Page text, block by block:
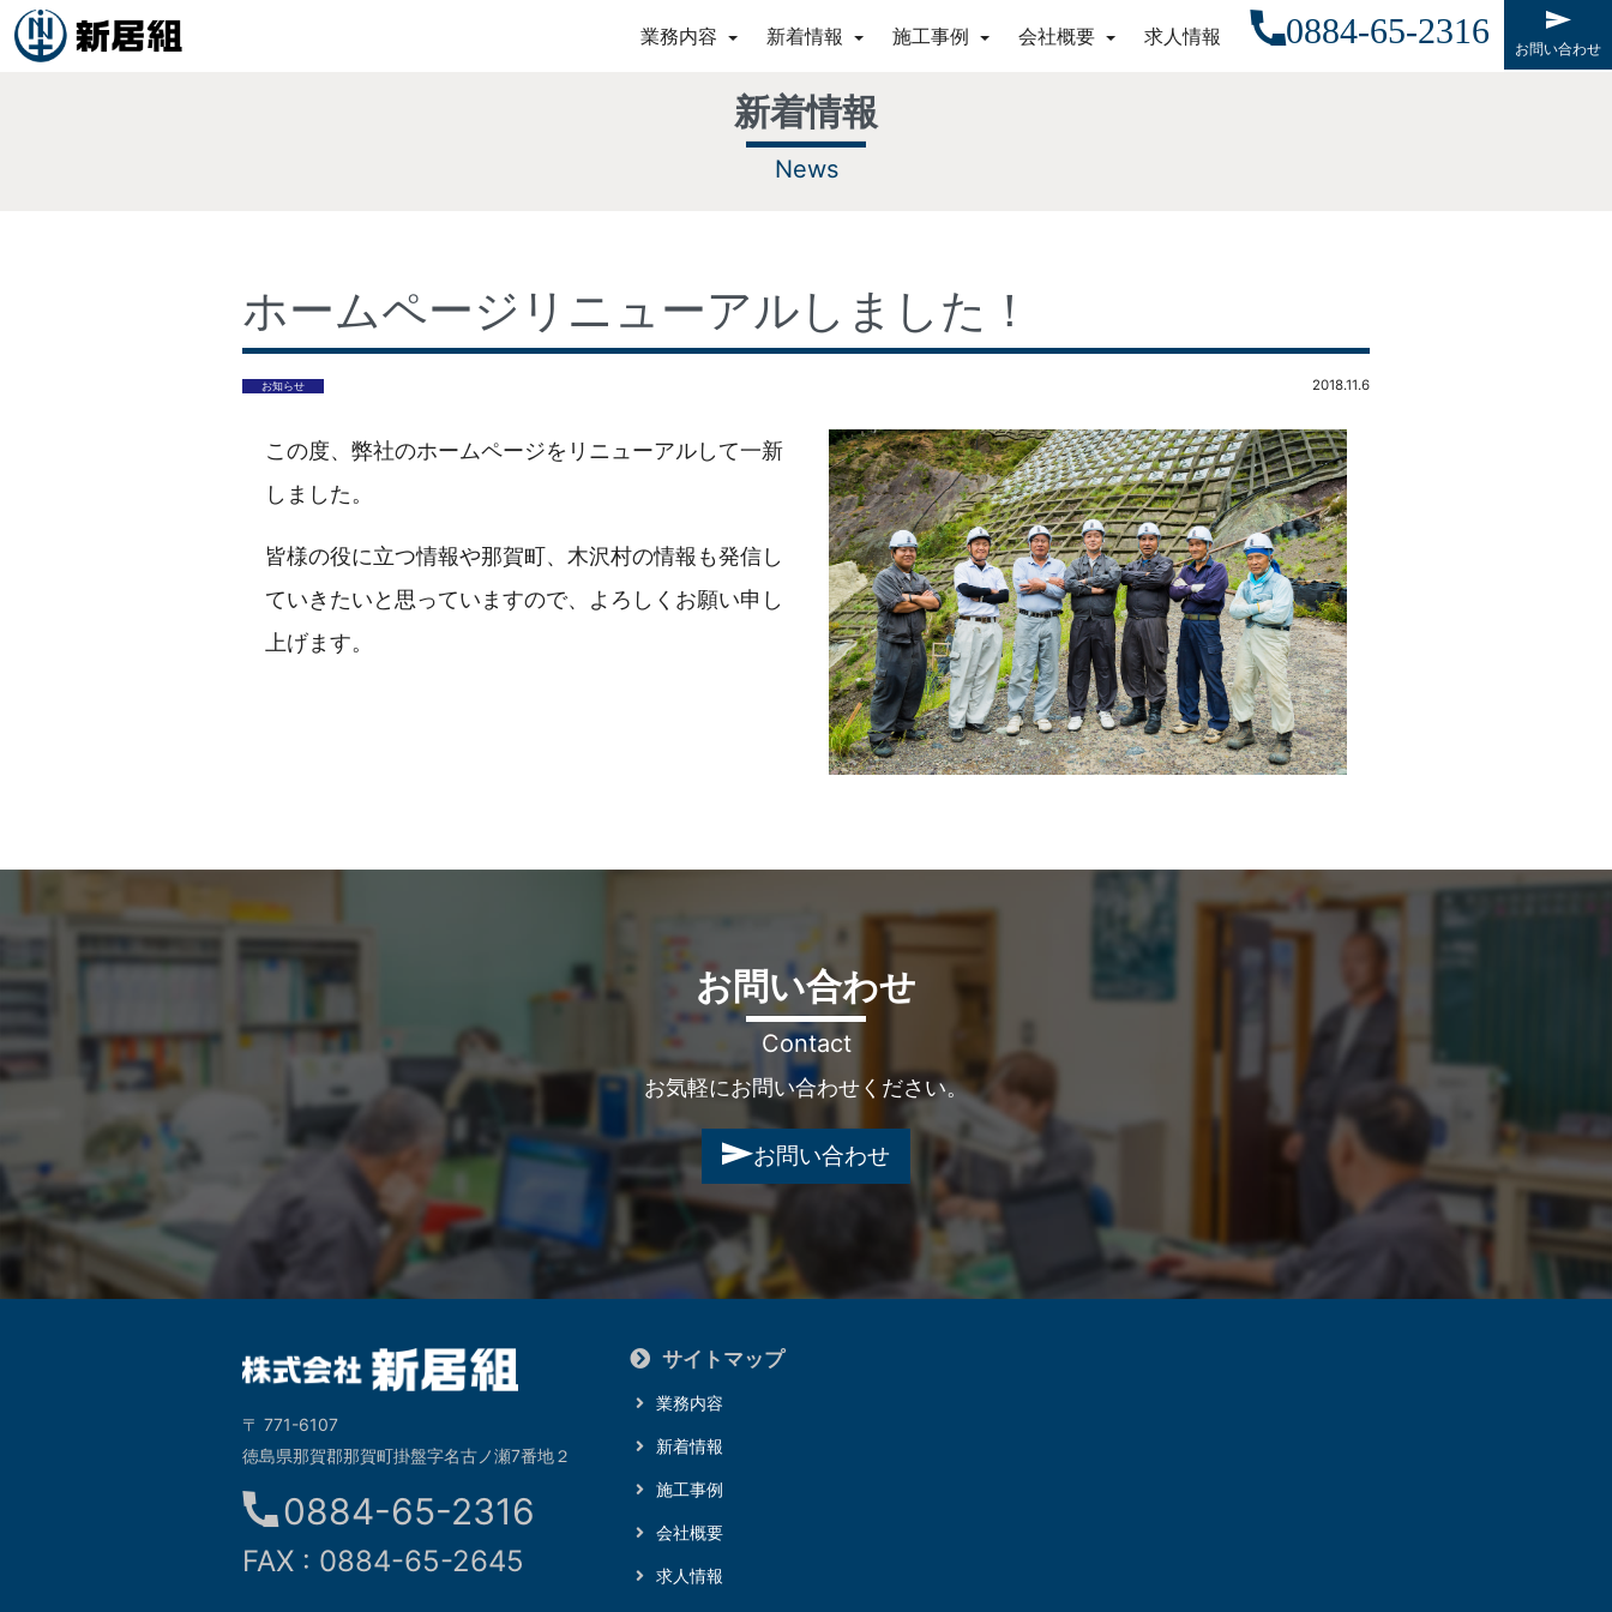
業務内容 新着情報 施工事例 会社概要 求人情報 0884-65-2316
お問い合わせ
新着情報
News
ホームページリニューアルしました！
お知らせ 2018.11.6
この度、弊社のホームページをリニューアルして一新
しました。
皆様の役に立つ情報や那賀町、木沢村の情報も発信し
ていきたいと思っていますので、よろしくお願い申し
上げます。
お問い合わせ
Contact
お気軽にお問い合わせください。
お問い合わせ
〒 771-6107
徳島県那賀郡那賀町掛盤字名古ノ瀬7番地２
0884-65-2316
FAX : 0884-65-2645
サイトマップ
業務内容
新着情報
施工事例
会社概要
求人情報